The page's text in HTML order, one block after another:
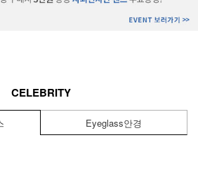
CELEBRITY
Eyeglass안경